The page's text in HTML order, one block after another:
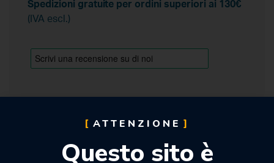
Spedizioni gratuite per ordini superiori ai 130€
(IVA escl.)
Descrizione
ATTENZIONE
Questo sito è